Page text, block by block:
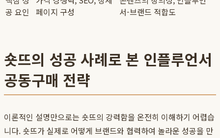
공 요인
페이지 구성
서-브랜드 적합도
숏뜨의 성공 사례로 본 인플루언서
공동구매 전략
이론적인 설명만으로는 숏뜨의 강력함을 온전히 이해하기 어렵습
니다. 숏뜨가 실제로 어떻게 브랜드와 협력하여 놀라운 성공을 만